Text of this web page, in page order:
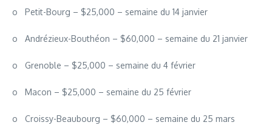
o Petit-Bourg – $25,000 – semaine du 14 janvier
o Andrézieux-Bouthéon – $60,000 – semaine du 21 janvier
o Grenoble – $25,000 – semaine du 4 février
o Macon – $25,000 – semaine du 25 février
o Croissy-Beaubourg – $60,000 – semaine du 25 mars